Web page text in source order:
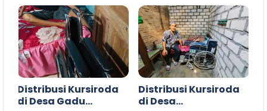
Distribusi Kursiroda
di Desa Gadu
Distribusi Kursiroda
di Desa